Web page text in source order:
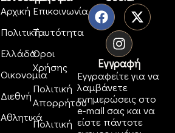
Αρχική
Πολιτική
Ελλάδα
Οικονομία
Διεθνή
Αθλητικά
Επικοινωνία
Ταυτότητα
Όροι
Χρήσης
Πολιτική
Απορρήτου
Πολιτική
Εγγραφή
Εγγραφείτε για να
λαμβάνετε
ενημερώσεις στο
e-mail σας και να
είστε πάντοτε